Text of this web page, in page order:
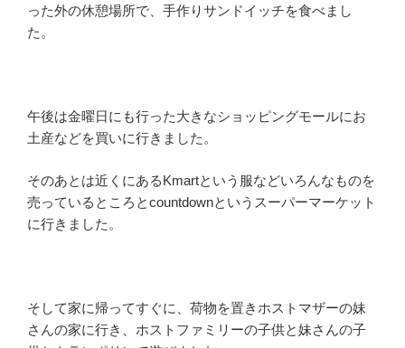
った外の休憩場所で、手作りサンドイッチを食べまし
た。
午後は金曜日にも行った大きなショッピングモールにお
土産などを買いに行きました。
そのあとは近くにあるKmartという服などいろんなものを
売っているところとcountdownというスーパーマーケット
に行きました。
そして家に帰ってすぐに、荷物を置きホストマザーの妹
さんの家に行き、ホストファミリーの子供と妹さんの子